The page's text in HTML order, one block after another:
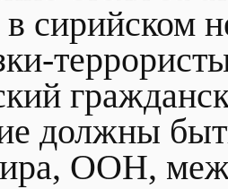
сирийском
должны
ООН,